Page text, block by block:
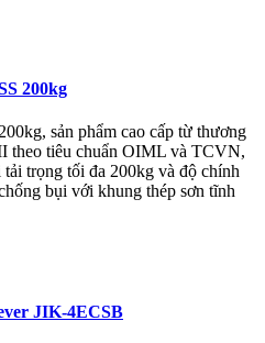
200kg
sản phẩm cao cấp từ thương
theo tiêu chuẩn OIML và TCVN,
trọng tối đa 200kg và độ chính
bụi với khung thép sơn tĩnh
JIK-4ECSB